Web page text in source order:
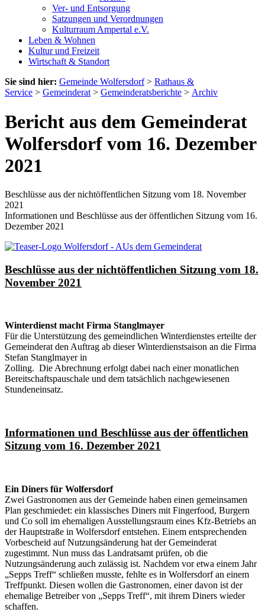
Ver- und Entsorgung
Satzungen und Verordnungen
Kulturraum Ampertal e.V.
Leben & Wohnen
Kultur und Freizeit
Wirtschaft & Standort
Sie sind hier: Gemeinde Wolfersdorf> Rathaus &
Service > Gemeinderat > Gemeinderatsberichte > Archiv
Bericht aus dem Gemeinderat
Wolfersdorf vom 16. Dezember
2021
Beschlüsse aus der nichtöffentlichen Sitzung vom 18. November
2021
Informationen und Beschlüsse aus der öffentlichen Sitzung vom 16.
Dezember 2021
Beschlüsse aus der nichtöffentlichen Sitzung vom 18.
November 2021
Winterdienst macht Firma Stanglmayer
Für die Unterstützung des gemeindlichen Winterdienstes erteilte der
Gemeinderat den Auftrag ab dieser Winterdienstsaison an die Firma
Stefan Stanglmayer in
Zolling. Die Abrechnung erfolgt dabei nach einer monatlichen
Bereitschaftspauschale und dem tatsächlich nachgewiesenen
Stundeneinsatz.
Informationen und Beschlüsse aus der öffentlichen
Sitzung vom 16. Dezember 2021
Ein Diners für Wolfersdorf
Zwei Gastronomen aus der Gemeinde haben einen gemeinsamen
Plan geschmiedet: ein klassisches Diners mit Fingerfood, Burgern
und Co soll im ehemaligen Ausstellungsraum eines Kfz-Betriebs an
der Hauptstraße in Wolfersdorf entstehen. Einem entsprechenden
Vorbescheid auf Nutzungsänderung hat der Gemeinderat
zugestimmt. Nun muss das Landratsamt prüfen, ob die
Nutzungsänderung auch zulässig ist. Nachdem vor etwa einem Jahr
„Sepps Treff“ schließen musste, fehlte es in Wolfersdorf an einem
Treffpunkt. Diesen wollen die Gastronomen, einer davon ist der
ehemalige Betreiber von „Sepps Treff“, mit ihrem Diners wieder
schaffen.